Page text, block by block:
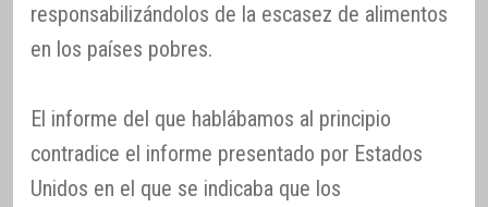
responsabilizándolos de la escasez de alimentos
en los países pobres.
El informe del que hablábamos al principio
contradice el informe presentado por Estados
Unidos en el que se indicaba que los